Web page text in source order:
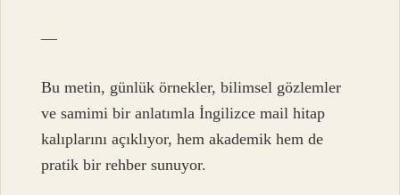
—
Bu metin, günlük örnekler, bilimsel gözlemler
ve samimi bir anlatımla İngilizce mail hitap
kalıplarını açıklıyor, hem akademik hem de
pratik bir rehber sunuyor.